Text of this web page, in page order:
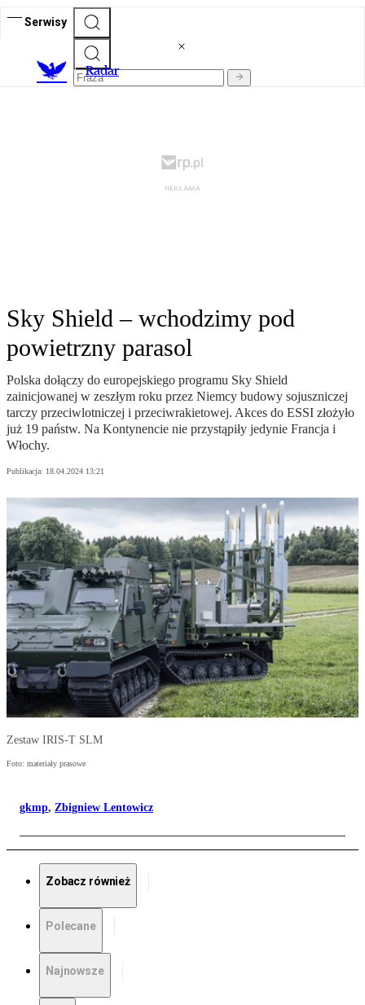
Serwisy
Radar
Sky Shield – wchodzimy pod
powietrzny parasol
Polska dołączy do europejskiego programu Sky Shield
zainicjowanej w zeszłym roku przez Niemcy budowy sojuszniczej
tarczy przeciwlotniczej i przeciwrakietowej. Akces do ESSI złożyło
już 19 państw. Na Kontynencie nie przystąpiły jedynie Francja i
Włochy.
Publikacja: 18.04.2024 13:21
Zestaw IRIS-T SLM
Foto: materiały prasowe
gkmp, Zbigniew Lentowicz
Zobacz również
Polecane
Najnowsze